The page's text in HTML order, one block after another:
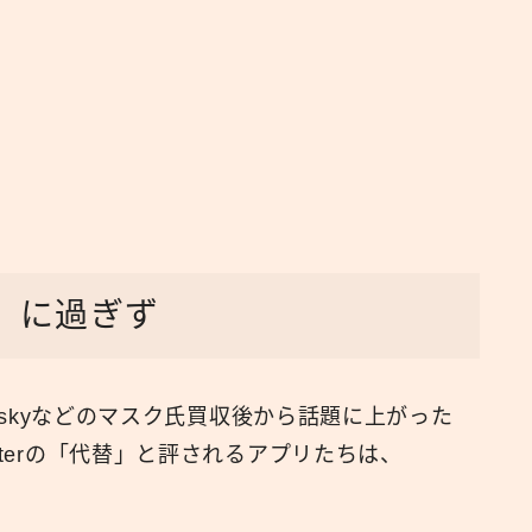
に過ぎず
などのマスク氏買収後から話題に上がった
の「代替」と評されるアプリたちは、